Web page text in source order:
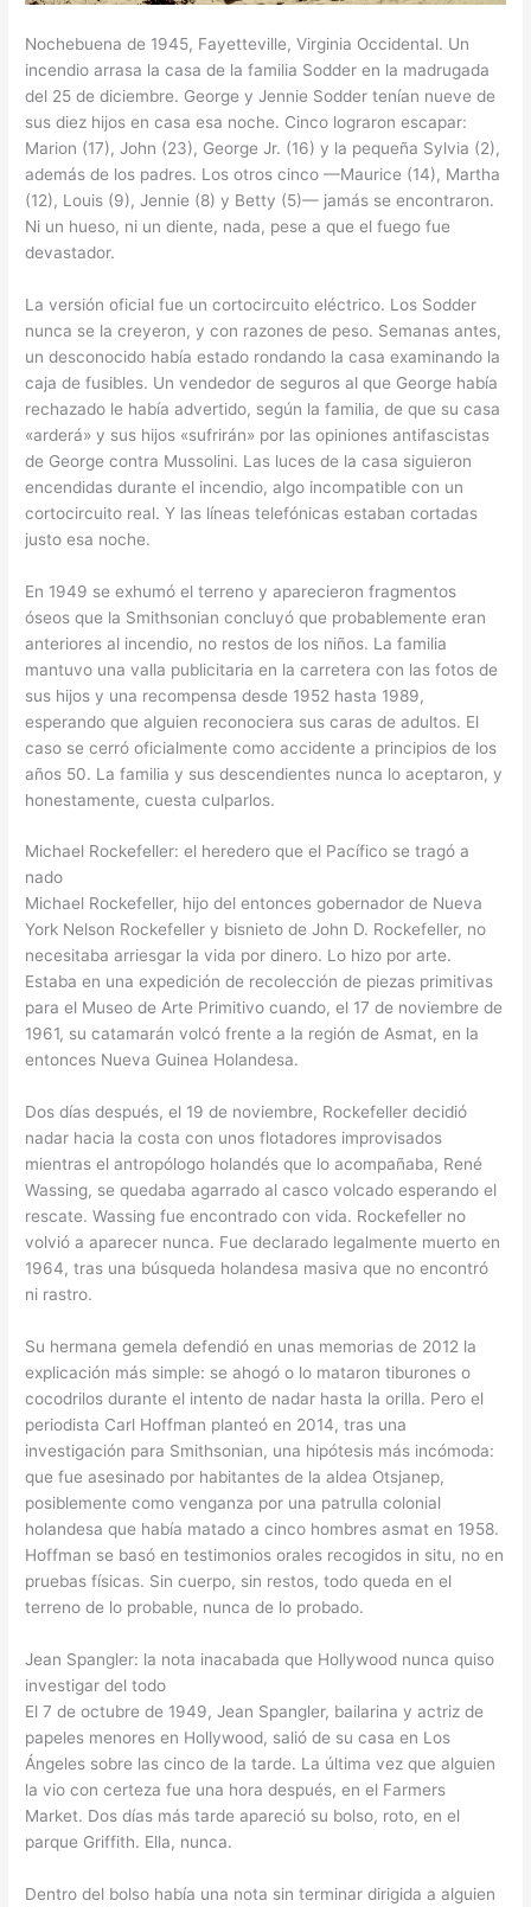
Nochebuena de 1945, Fayetteville, Virginia Occidental. Un
incendio arrasa la casa de la familia Sodder en la madrugada
del 25 de diciembre. George y Jennie Sodder tenían nueve de
sus diez hijos en casa esa noche. Cinco lograron escapar:
Marion (17), John (23), George Jr. (16) y la pequeña Sylvia (2),
además de los padres. Los otros cinco —Maurice (14), Martha
(12), Louis (9), Jennie (8) y Betty (5)— jamás se encontraron.
Ni un hueso, ni un diente, nada, pese a que el fuego fue
devastador.
La versión oficial fue un cortocircuito eléctrico. Los Sodder
nunca se la creyeron, y con razones de peso. Semanas antes,
un desconocido había estado rondando la casa examinando la
caja de fusibles. Un vendedor de seguros al que George había
rechazado le había advertido, según la familia, de que su casa
«arderá» y sus hijos «sufrirán» por las opiniones antifascistas
de George contra Mussolini. Las luces de la casa siguieron
encendidas durante el incendio, algo incompatible con un
cortocircuito real. Y las líneas telefónicas estaban cortadas
justo esa noche.
En 1949 se exhumó el terreno y aparecieron fragmentos
óseos que la Smithsonian concluyó que probablemente eran
anteriores al incendio, no restos de los niños. La familia
mantuvo una valla publicitaria en la carretera con las fotos de
sus hijos y una recompensa desde 1952 hasta 1989,
esperando que alguien reconociera sus caras de adultos. El
caso se cerró oficialmente como accidente a principios de los
años 50. La familia y sus descendientes nunca lo aceptaron, y
honestamente, cuesta culparlos.
Michael Rockefeller: el heredero que el Pacífico se tragó a
nado
Michael Rockefeller, hijo del entonces gobernador de Nueva
York Nelson Rockefeller y bisnieto de John D. Rockefeller, no
necesitaba arriesgar la vida por dinero. Lo hizo por arte.
Estaba en una expedición de recolección de piezas primitivas
para el Museo de Arte Primitivo cuando, el 17 de noviembre de
1961, su catamarán volcó frente a la región de Asmat, en la
entonces Nueva Guinea Holandesa.
Dos días después, el 19 de noviembre, Rockefeller decidió
nadar hacia la costa con unos flotadores improvisados
mientras el antropólogo holandés que lo acompañaba, René
Wassing, se quedaba agarrado al casco volcado esperando el
rescate. Wassing fue encontrado con vida. Rockefeller no
volvió a aparecer nunca. Fue declarado legalmente muerto en
1964, tras una búsqueda holandesa masiva que no encontró
ni rastro.
Su hermana gemela defendió en unas memorias de 2012 la
explicación más simple: se ahogó o lo mataron tiburones o
cocodrilos durante el intento de nadar hasta la orilla. Pero el
periodista Carl Hoffman planteó en 2014, tras una
investigación para Smithsonian, una hipótesis más incómoda:
que fue asesinado por habitantes de la aldea Otsjanep,
posiblemente como venganza por una patrulla colonial
holandesa que había matado a cinco hombres asmat en 1958.
Hoffman se basó en testimonios orales recogidos in situ, no en
pruebas físicas. Sin cuerpo, sin restos, todo queda en el
terreno de lo probable, nunca de lo probado.
Jean Spangler: la nota inacabada que Hollywood nunca quiso
investigar del todo
El 7 de octubre de 1949, Jean Spangler, bailarina y actriz de
papeles menores en Hollywood, salió de su casa en Los
Ángeles sobre las cinco de la tarde. La última vez que alguien
la vio con certeza fue una hora después, en el Farmers
Market. Dos días más tarde apareció su bolso, roto, en el
parque Griffith. Ella, nunca.
Dentro del bolso había una nota sin terminar dirigida a alguien